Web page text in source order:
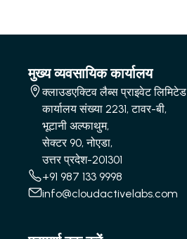
मुख्य व्यवसायिक कार्यालय
क्लाउडएक्टिव लैब्स प्राइवेट लिमिटेड
कार्यालय संख्या 2231, टावर-बी,
भूटानी अल्फाथुम,
सेक्टर 90, नोएडा,
उत्तर प्रदेश-201301
+91 987 133 9998
info@cloudactivelabs.com